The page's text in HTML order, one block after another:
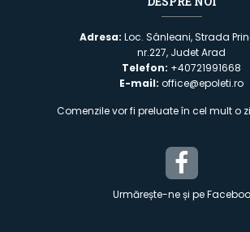
Adresa:Loc. Sânleani, Strada
nr.227, Judet Arad
Telefon: +40721991668
E-mail: office@epoleti.ro
Comenzile vor fi preluate în cel mult o
Urmărește-ne și pe